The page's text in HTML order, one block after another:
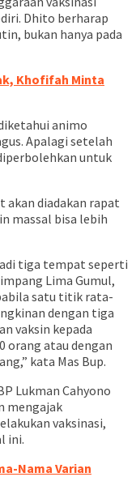
Dhito berharap
bukan hanya pada
Khofifah Minta
animo
Apalagi setelah
untuk
akan diadakan rapat
massal bisa lebih
tiga tempat seperti
Lima Gumul,
satu titik rata-
dengan tiga
vaksin kepada
orang atau dengan
kata Mas Bup.
Lukman Cahyono
mengajak
vaksinasi,
ini.
Nama Varian